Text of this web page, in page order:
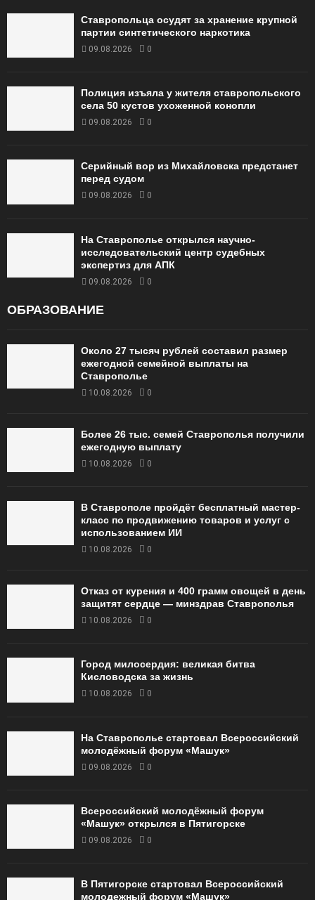
Ставропольца осудят за хранение крупной
партии синтетического наркотика
09.08.2026 0
Полиция изъяла у жителя ставропольского
села 50 кустов ухоженной конопли
09.08.2026 0
Серийный вор из Михайловска предстанет
перед судом
09.08.2026 0
На Ставрополье открылся научно-
исследовательский центр судебных
экспертиз для АПК
09.08.2026 0
ОБРАЗОВАНИЕ
Около 27 тысяч рублей составил размер
ежегодной семейной выплаты на
Ставрополье
10.08.2026 0
Более 26 тыс. семей Ставрополья получили
ежегодную выплату
10.08.2026 0
В Ставрополе пройдёт бесплатный мастер-
класс по продвижению товаров и услуг с
использованием ИИ
10.08.2026 0
Отказ от курения и 400 грамм овощей в день
защитят сердце — минздрав Ставрополья
10.08.2026 0
Город милосердия: великая битва
Кисловодска за жизнь
10.08.2026 0
На Ставрополье стартовал Всероссийский
молодёжный форум «Машук»
09.08.2026 0
Всероссийский молодёжный форум
«Машук» открылся в Пятигорске
09.08.2026 0
В Пятигорске стартовал Всероссийский
молодежный форум «Машук»